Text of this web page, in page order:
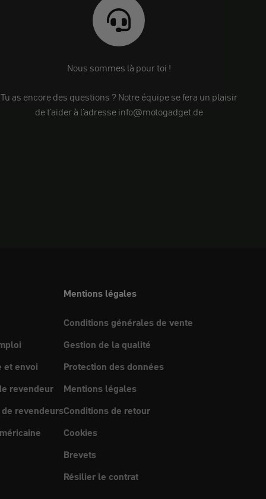
Nous sommes là pour toi !
Tu as encore des questions ? Notre équipe se fera un plaisir
de t'aider à l'adresse info@motogadget.de
et envoi
revendeur
revendeurs
Mentions légales
Conditions générales de vente
Gestion de la qualité
Protection des données
Mentions légales
Conditions de retour
Cookies
Brevets
Résilier le contrat